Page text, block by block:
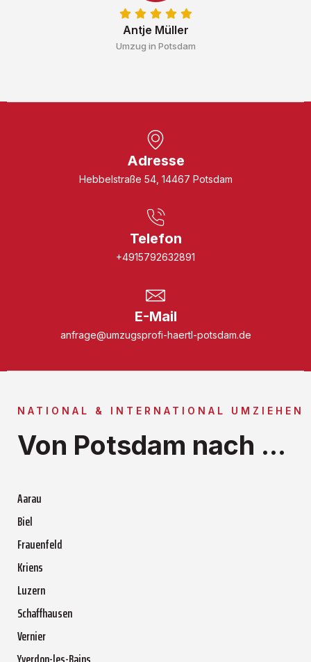
Antje Müller
Umzug in Potsdam
Adresse
Hebbelstraße 54, 14467 Potsdam
Telefon
+4915792632891
E-Mail
anfrage@umzugsprofi-haertl-potsdam.de
NATIONAL & INTERNATIONAL UMZIEHEN
Von Potsdam nach ...
Aarau
Biel
Frauenfeld
Kriens
Luzern
Schaffhausen
Vernier